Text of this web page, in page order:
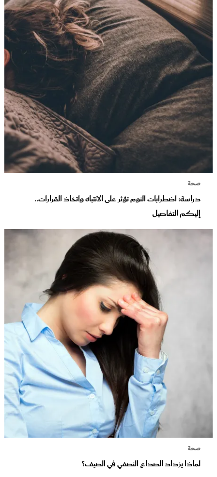
صحة
دراسة: اضطرابات النوم تؤثر على الانتباه واتخاذ القرارات..
إليكم التفاصيل
صحة
لماذا يزداد الصداع النصفي في الصيف؟